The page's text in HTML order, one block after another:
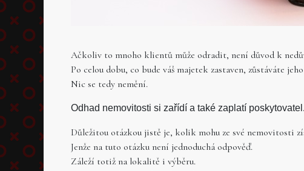
Ačkoliv to mnoho klientů může odradit, není důvod k
Po celou dobu, co bude váš majetek zastaven, zůstáváte
Nic se tedy nemění.
Odhad nemovitosti si zařídí a také zaplatí poskytovatel.
Důležitou otázkou jistě je, kolik mohu ze své nemovitosti
Jenže na tuto otázku není jednoduchá odpověď.
Záleží totiž na lokalitě i výběru.